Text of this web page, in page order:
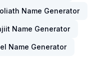
Name Generator
Name Generator
Name Generator